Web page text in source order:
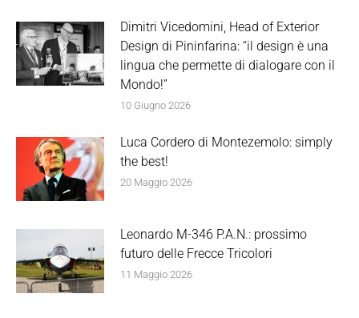
Dimitri Vicedomini, Head of Exterior
Design di Pininfarina: “il design è una
lingua che permette di dialogare con il
Mondo!”
10 Giugno 2026
Luca Cordero di Montezemolo: simply
the best!
20 Maggio 2026
Leonardo M-346 P.A.N.: prossimo
futuro delle Frecce Tricolori
11 Maggio 2026